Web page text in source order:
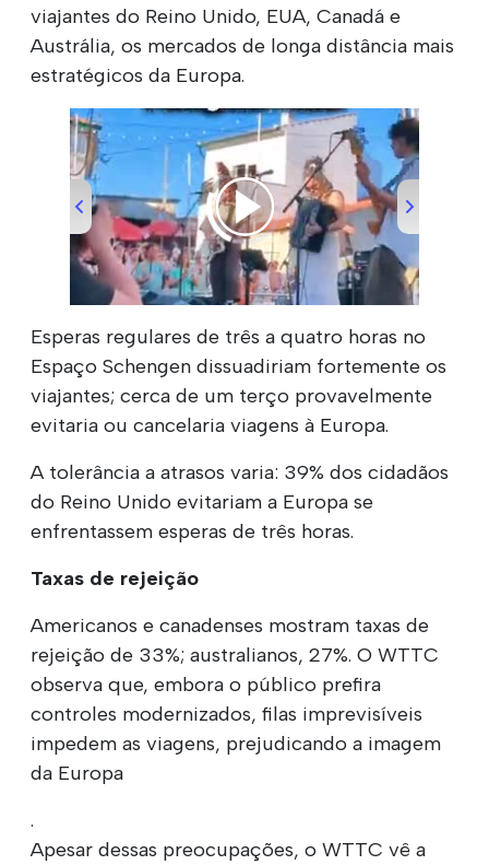
viajantes do Reino Unido, EUA, Canadá e
Austrália, os mercados de longa distância mais
estratégicos da Europa.
00:00/00:51
Esperas regulares de três a quatro horas no
Espaço Schengen dissuadiriam fortemente os
viajantes; cerca de um terço provavelmente
evitaria ou cancelaria viagens à Europa.
A tolerância a atrasos varia: 39% dos cidadãos
do Reino Unido evitariam a Europa se
enfrentassem esperas de três horas.
Taxas de rejeição
Americanos e canadenses mostram taxas de
rejeição de 33%; australianos, 27%. O WTTC
observa que, embora o público prefira
controles modernizados, filas imprevisíveis
impedem as viagens, prejudicando a imagem
da Europa
.
Apesar dessas preocupações, o WTTC vê a